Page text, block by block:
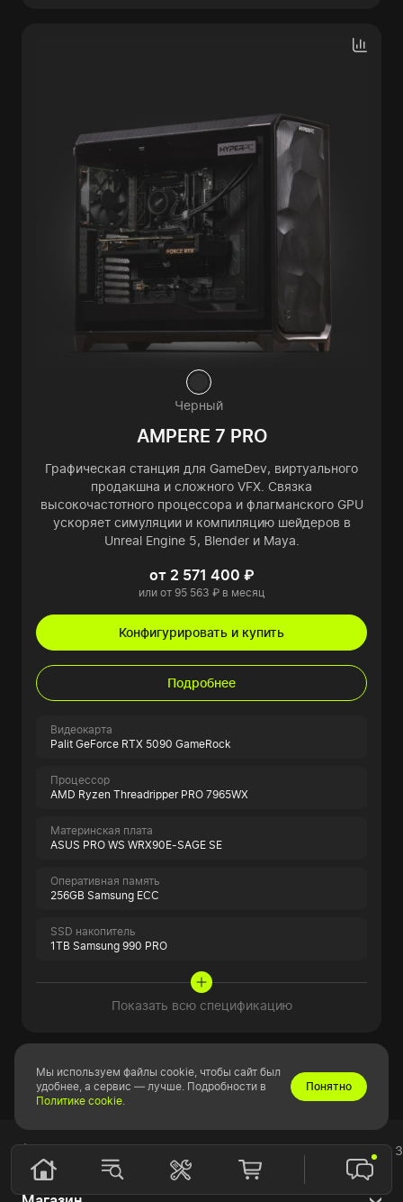
Черный
AMPERE 7 PRO
Графическая станция для GameDev, виртуального
продакшна и сложного VFX. Связка
высокочастотного процессора и флагманского GPU
ускоряет симуляции и компиляцию шейдеров в
Unreal Engine 5, Blender и Maya.
от 2 571 400 ₽
или от 95 563 ₽ в месяц
Конфигурировать и купить
Подробнее
Видеокарта
Palit GeForce RTX 5090 GameRock
Процессор
AMD Ryzen Threadripper PRO 7965WX
Материнская плата
ASUS PRO WS WRX90E-SAGE SE
Оперативная память
256GB Samsung ECC
SSD накопитель
1TB Samsung 990 PRO
Показать всю спецификацию
Показать еще
Компьютер для
Мы используем файлы cookie, чтобы сайт был
удобнее, а сервис — лучше. Подробности в
Политике cookie.
Понятно